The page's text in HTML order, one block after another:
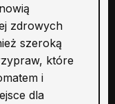
zdrowych
szeroką
które
i
dla